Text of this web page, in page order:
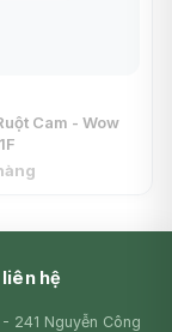
Cam - Wow
hệ
241 Nguyễn Công